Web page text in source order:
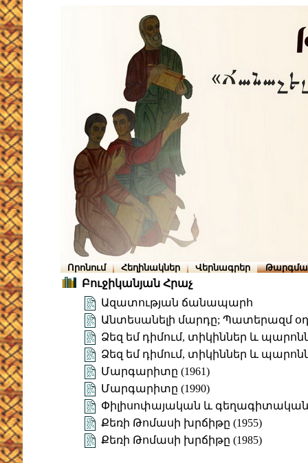
Որոնում Հեղինակներ Վերնագրեր
Բուջիկանյան Հրաչ
Ազատության ճանապարհ
Անտեսանելի մարդը; Պատերազմ
Ձեզ եմ դիմում, տիկիններ և
Ձեզ եմ դիմում, տիկիններ և
Մարգարիտը (1961)
Մարգարիտը (1990)
Փիլիսոփայական և գեղագիտական
Քեռի Թոմասի խրճիթը (1955)
Քեռի Թոմասի խրճիթը (1985)